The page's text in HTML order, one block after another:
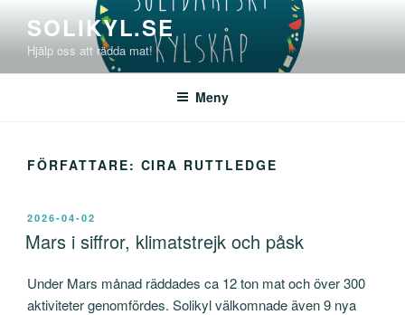
innehåll
SOLIKYL.SE
Hjälp oss att rädda mat!
Meny
FÖRFATTARE: CIRA RUTTLEDGE
PUBLICERAT
2026-04-02
Mars i siffror, klimatstrejk och påsk
Under Mars månad räddades ca 12 ton mat och över 300
aktiviteter genomfördes. Solikyl välkomnade även 9 nya